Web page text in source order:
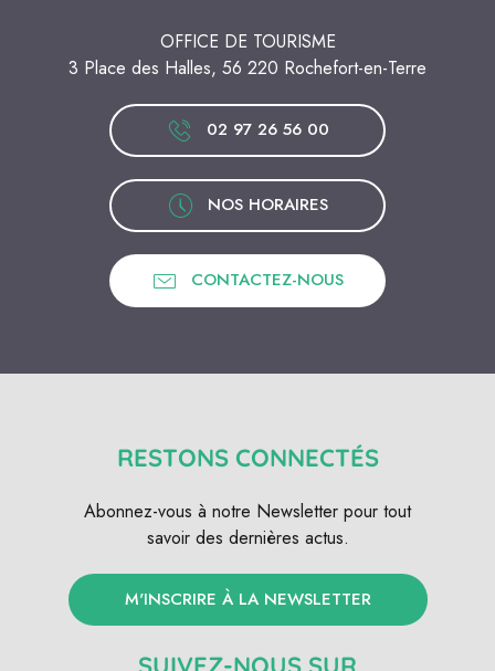
OFFICE DE TOURISME
3 Place des Halles, 56 220 Rochefort-en-Terre
02 97 26 56 00
NOS HORAIRES
CONTACTEZ-NOUS
RESTONS CONNECTÉS
Abonnez-vous à notre Newsletter pour tout
savoir des dernières actus.
M'INSCRIRE À LA NEWSLETTER